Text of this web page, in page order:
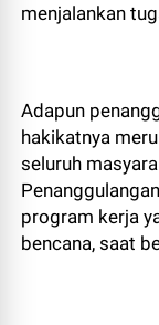
menjalankan
Adapun
hakikatnya
seluruh
program kerja
bencana, saat